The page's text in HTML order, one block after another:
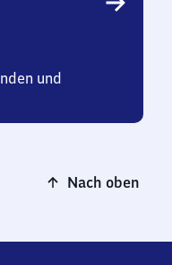
und
Nach oben